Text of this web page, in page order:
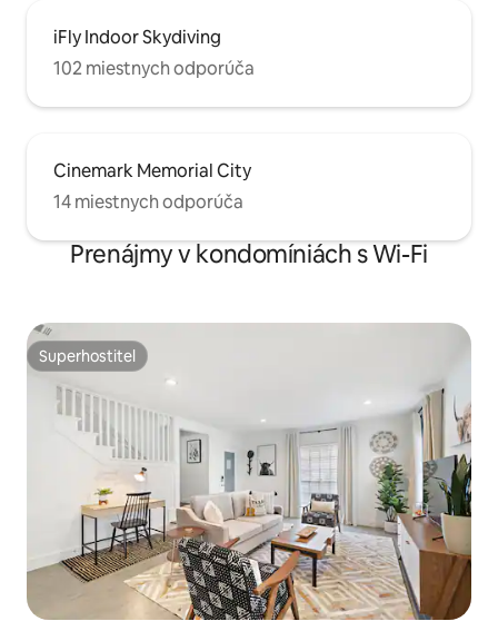
iFly Indoor Skydiving
102 miestnych odporúča
Cinemark Memorial City
14 miestnych odporúča
Prenájmy v kondomíniách s Wi-Fi
Superhostiteľ
Superhostiteľ